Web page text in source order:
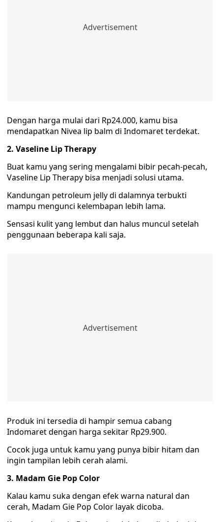
Dengan harga mulai dari Rp24.000, kamu bisa
mendapatkan Nivea lip balm di Indomaret terdekat.
2. Vaseline Lip Therapy
Buat kamu yang sering mengalami bibir pecah-pecah,
Vaseline Lip Therapy bisa menjadi solusi utama.
Kandungan petroleum jelly di dalamnya terbukti
mampu mengunci kelembapan lebih lama.
Sensasi kulit yang lembut dan halus muncul setelah
penggunaan beberapa kali saja.
Produk ini tersedia di hampir semua cabang
Indomaret dengan harga sekitar Rp29.900.
Cocok juga untuk kamu yang punya bibir hitam dan
ingin tampilan lebih cerah alami.
3. Madam Gie Pop Color
Kalau kamu suka dengan efek warna natural dan
cerah, Madam Gie Pop Color layak dicoba.